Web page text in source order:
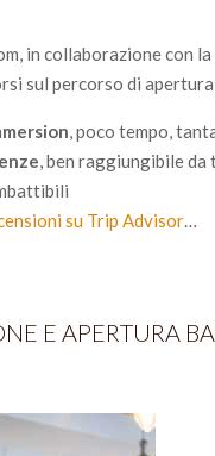
in collaborazione con
sul percorso di
, poco tempo,
, ben raggiungibile
su Trip Advisor…
E APERTURA